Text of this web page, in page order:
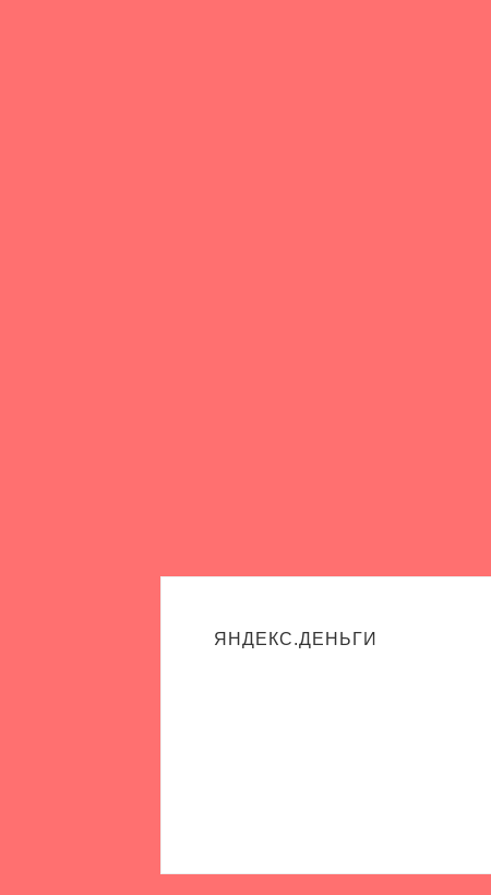
ЯНДЕКС.ДЕНЬГИ